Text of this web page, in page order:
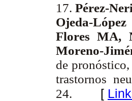
17.Pérez-
Ojeda-
Flores MA,
Moreno-
de
trastornos
24. [